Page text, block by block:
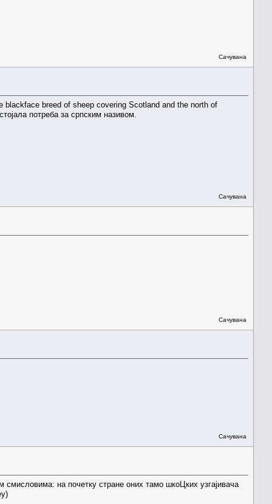
Сачувана
breed of sheep covering Scotland and the north of
потреба за српским називом.
Сачувана
Сачувана
Сачувана
на почетку стране оних тамо шкоЦких узгајивача
)